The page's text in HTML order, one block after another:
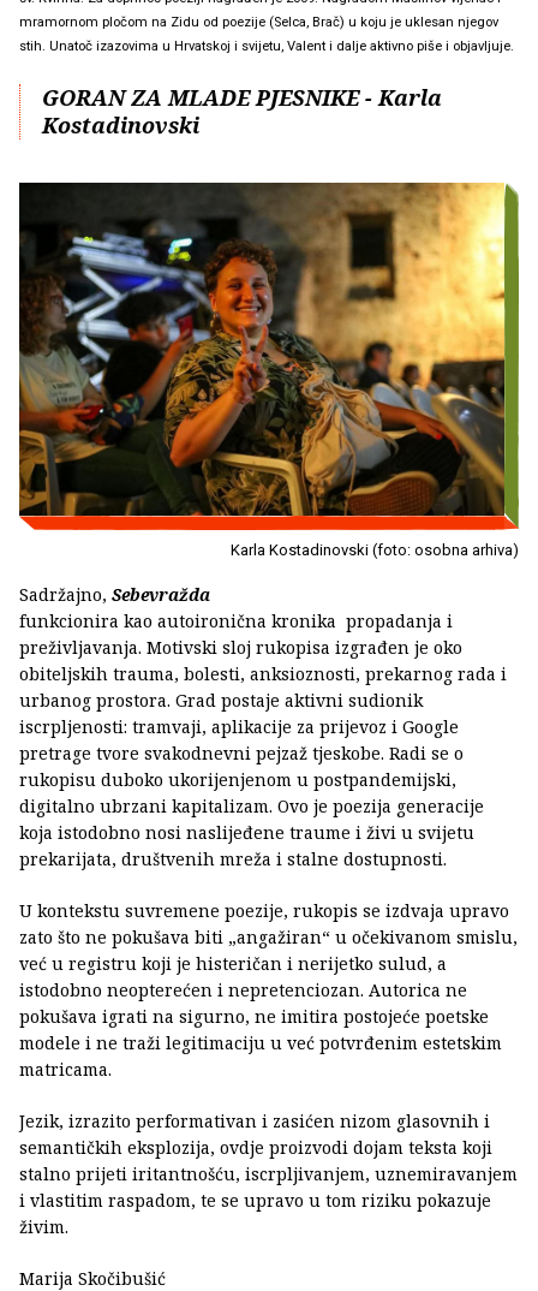
mramornom pločom na Zidu od poezije (Selca, Brač) u koju je uklesan njegov
stih. Unatoč izazovima u Hrvatskoj i svijetu, Valent i dalje aktivno piše i objavljuje.
GORAN ZA MLADE PJESNIKE - Karla
Kostadinovski
Karla Kostadinovski (foto: osobna arhiva)
Sadržajno, Sebevražda
funkcionira kao autoironična kronika propadanja i
preživljavanja. Motivski sloj rukopisa izgrađen je oko
obiteljskih trauma, bolesti, anksioznosti, prekarnog rada i
urbanog prostora. Grad postaje aktivni sudionik
iscrpljenosti: tramvaji, aplikacije za prijevoz i Google
pretrage tvore svakodnevni pejzaž tjeskobe. Radi se o
rukopisu duboko ukorijenjenom u postpandemijski,
digitalno ubrzani kapitalizam. Ovo je poezija generacije
koja istodobno nosi naslijeđene traume i živi u svijetu
prekarijata, društvenih mreža i stalne dostupnosti.
U kontekstu suvremene poezije, rukopis se izdvaja upravo
zato što ne pokušava biti „angažiran“ u očekivanom smislu,
već u registru koji je histeričan i nerijetko sulud, a
istodobno neopterećen i nepretenciozan. Autorica ne
pokušava igrati na sigurno, ne imitira postojeće poetske
modele i ne traži legitimaciju u već potvrđenim estetskim
matricama.
Jezik, izrazito performativan i zasićen nizom glasovnih i
semantičkih eksplozija, ovdje proizvodi dojam teksta koji
stalno prijeti iritantnošću, iscrpljivanjem, uznemiravanjem
i vlastitim raspadom, te se upravo u tom riziku pokazuje
živim.
Marija Skočibušić